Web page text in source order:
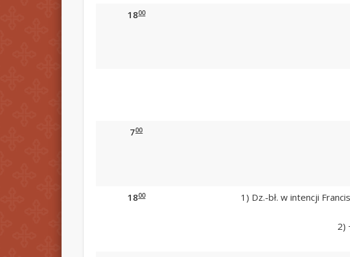
1800
700
1800 1) Dz.-bł. w intencji
2)